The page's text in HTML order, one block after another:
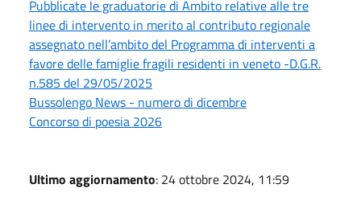
Pubblicate le graduatorie di Ambito relative alle tre
linee di intervento in merito al contributo regionale
assegnato nell’ambito del Programma di interventi a
favore delle famiglie fragili residenti in veneto -D.G.R.
n.585 del 29/05/2025
Bussolengo News - numero di dicembre
Concorso di poesia 2026
Ultimo aggiornamento: 24 ottobre 2024, 11:59